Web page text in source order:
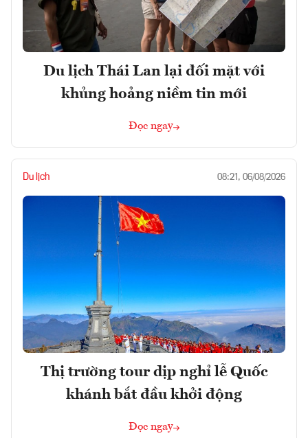
Du lịch Thái Lan lại đối mặt với
khủng hoảng niềm tin mới
Đọc ngay
Du lịch 08:21, 06/08/2026
Thị trường tour dịp nghỉ lễ Quốc
khánh bắt đầu khởi động
Đọc ngay